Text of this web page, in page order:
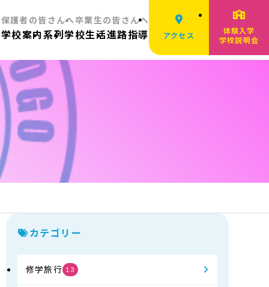
保護者の皆さんへ卒業生の皆さんへ
学校案内 系列学校生活進路指導 アクセス
体験入学
学校説明会
カテゴリー
修学旅行 13